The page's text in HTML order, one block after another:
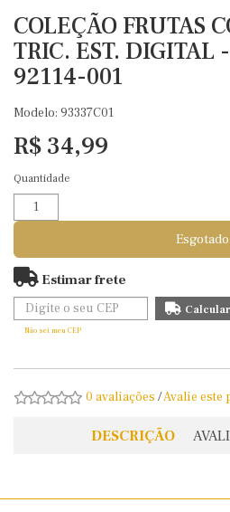
COLEÇÃO FRUTAS
TRIC. EST. DIGITAL
92114-001
Modelo: 93337C01
R$ 34,99
Quantidade
Esgotado
Estimar frete
Não sei meu CEP
0 avaliações /Avalie este
DESCRIÇÃO